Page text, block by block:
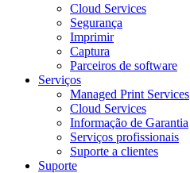
Cloud Services
Segurança
Imprimir
Captura
Parceiros de software
Serviços
Managed Print Services
Cloud Services
Informação de Garantia
Serviços profissionais
Suporte a clientes
Suporte